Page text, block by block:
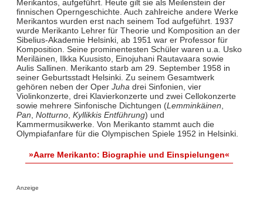
Merikantos, aufgeführt. Heute gilt sie als Meilenstein der
finnischen Operngeschichte. Auch zahlreiche andere Werke
Merikantos wurden erst nach seinem Tod aufgeführt. 1937
wurde Merikanto Lehrer für Theorie und Komposition an der
Sibelius-Akademie Helsinki, ab 1951 war er Professor für
Komposition. Seine prominentesten Schüler waren u.a. Usko
Meriläinen, Ilkka Kuusisto, Einojuhani Rautavaara sowie
Aulis Sallinen. Merikanto starb am 29. September 1958 in
seiner Geburtsstadt Helsinki. Zu seinem Gesamtwerk
gehören neben der Oper Juha drei Sinfonien, vier
Violinkonzerte, drei Klavierkonzerte und zwei Cellokonzerte
sowie mehrere Sinfonische Dichtungen (Lemminkäinen
Pan Notturno, Kyllikkis Entführung) und
Kammermusikwerke. Von Merikanto stammt auch die
Olympiafanfare für die Olympischen Spiele 1952 in Helsinki.
»Aarre Merikanto: Biographie und Einspielungen«
Anzeige